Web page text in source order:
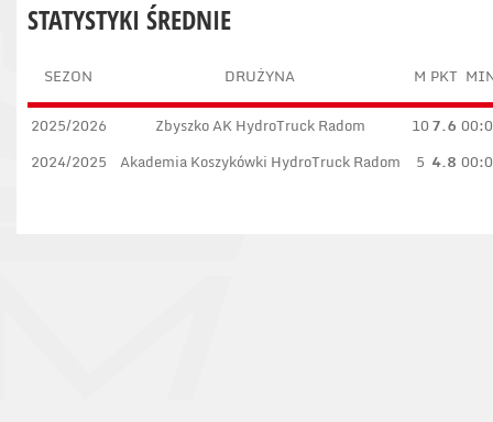
STATYSTYKI ŚREDNIE
SEZON DRUŻYNA M PKT
2025/2026 Zbyszko AK HydroTruck Radom 107.6
2024/2025 Akademia Koszykówki HydroTruck Radom 5 4.8